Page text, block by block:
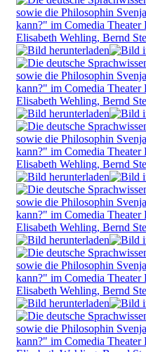
Elisabeth Wehling, Bernd
Elisabeth Wehling, Bernd
Elisabeth Wehling, Bernd
Elisabeth Wehling, Bernd
Elisabeth Wehling, Bernd